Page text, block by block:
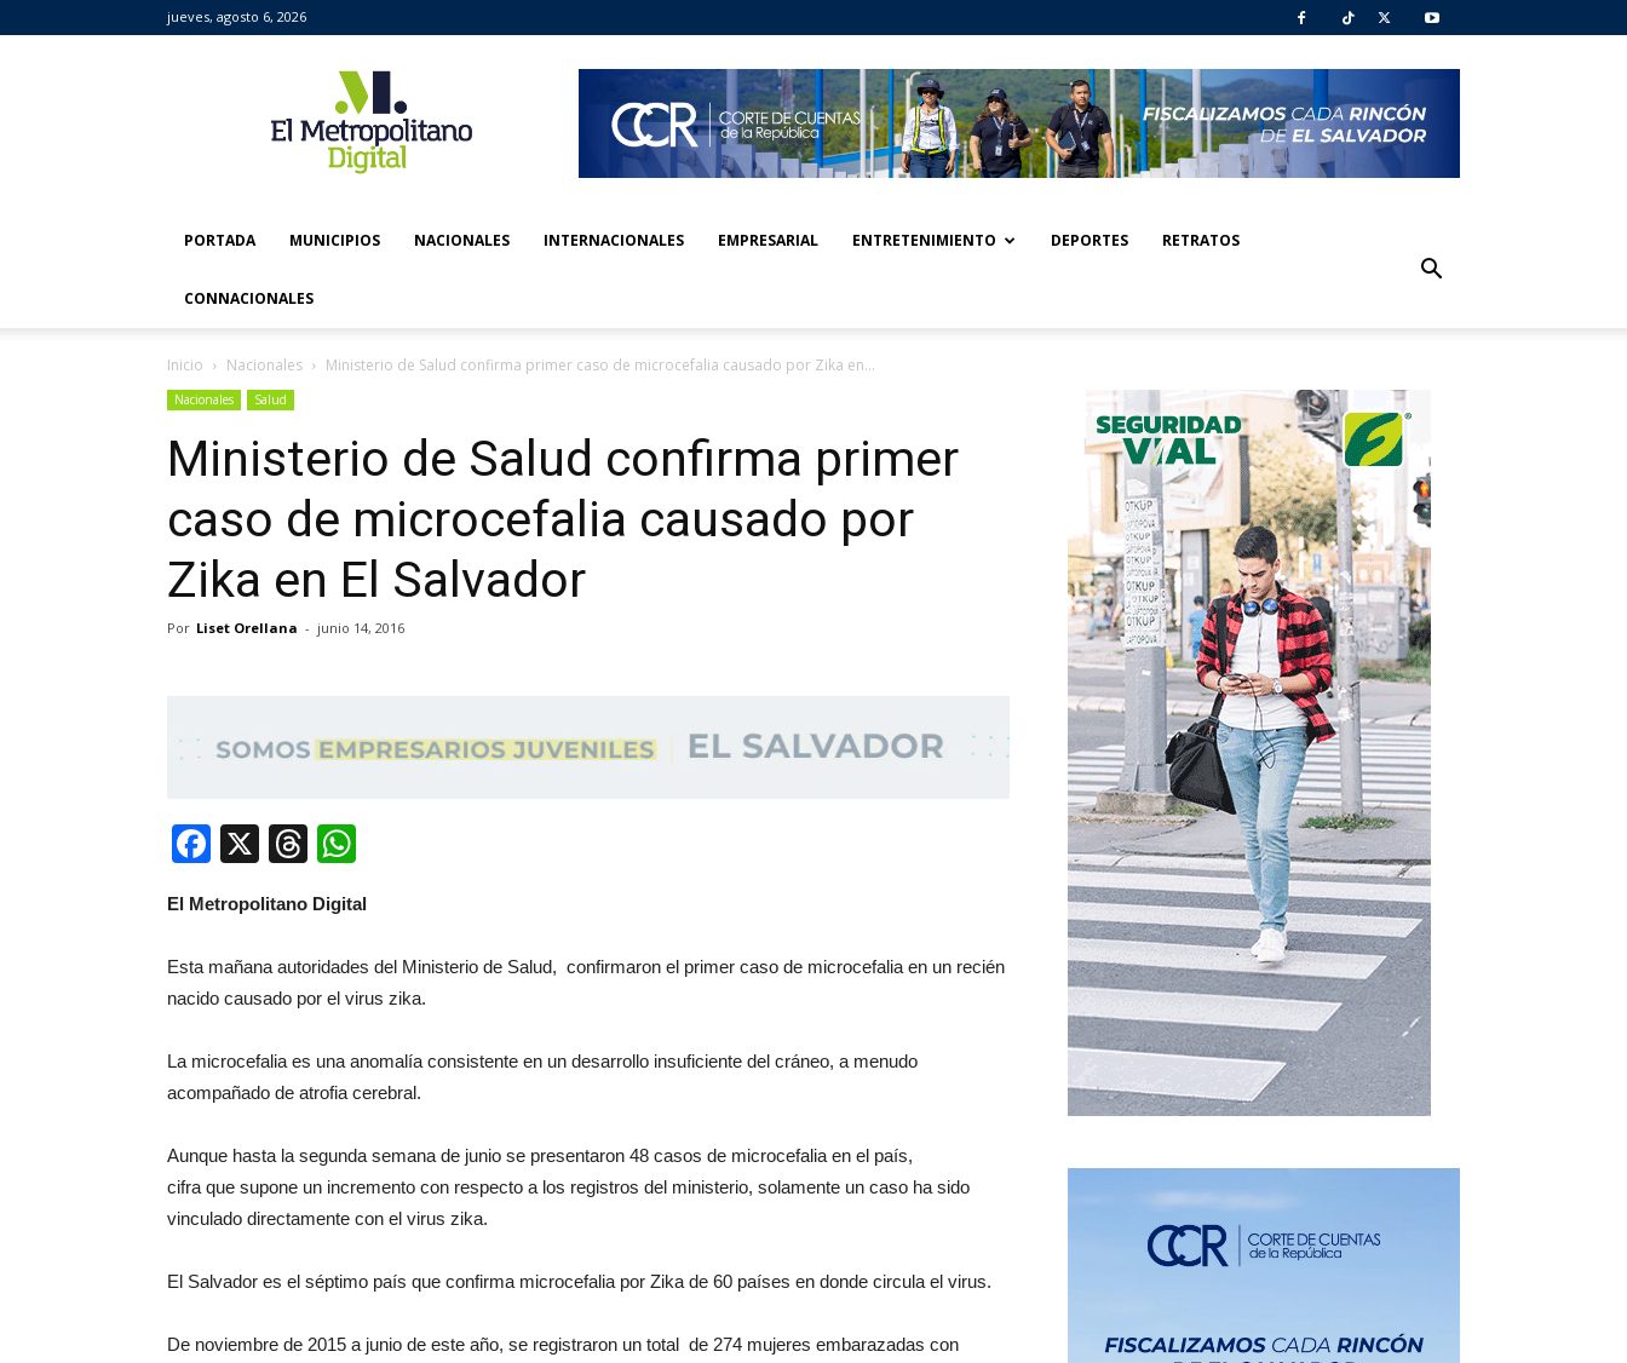
jueves, agosto 6, 2026
Metropolitano
Digital
PORTADA MUNICIPIOS NACIONALES INTERNACIONALES EMPRESARIAL ENTRETENIMIENTO DEPORTES RETRATOS
CONNACIONALES
Inicio Nacionales Ministerio de Salud confirma primer caso de microcefalia causado por Zika en...
Nacionales Salud
Ministerio de Salud confirma primer
caso de microcefalia causado por
Zika en El Salvador
Por Liset Orellana - junio 14, 2016
Facebook
X Threads
El Metropolitano Digital
Esta mañana autoridades del Ministerio de Salud, confirmaron el primer caso de microcefalia en un recién
nacido causado por el virus zika.
La microcefalia es una anomalía consistente en un desarrollo insuficiente del cráneo, a menudo
acompañado de atrofia cerebral.
Aunque hasta la segunda semana de junio se presentaron 48 casos de microcefalia en el país,
cifra que supone un incremento con respecto a los registros del ministerio, solamente un caso ha sido
vinculado directamente con el virus zika.
El Salvador es el séptimo país que confirma microcefalia por Zika de 60 países en donde circula el virus.
De noviembre de 2015 a junio de este año, se registraron un total de 274 mujeres embarazadas con